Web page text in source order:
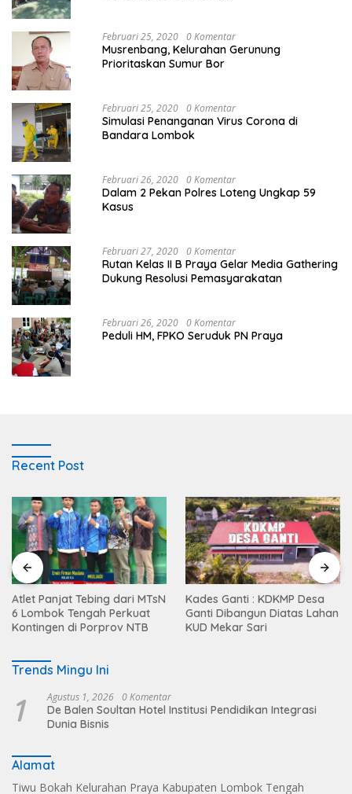
Februari 25, 2020 0 Komentar
Musrenbang, Kelurahan Gerunung
Prioritaskan Sumur Bor
Februari 25, 2020 0 Komentar
Simulasi Penanganan Virus Corona di
Bandara Lombok
Februari 26, 2020 0 Komentar
Dalam 2 Pekan Polres Loteng Ungkap 59
Kasus
Februari 27, 2020 0 Komentar
Rutan Kelas II B Praya Gelar Media Gathering
Dukung Resolusi Pemasyarakatan
Februari 26, 2020 0 Komentar
Peduli HM, FPKO Seruduk PN Praya
Recent Post
Atlet Panjat Tebing dari MTsN
6 Lombok Tengah Perkuat
Kontingen di Porprov NTB
Kades Ganti : KDKMP Desa
Ganti Dibangun Diatas Lahan
KUD Mekar Sari
Trends Mingu Ini
1 Agustus 1, 2026 0 Komentar
De Balen Soultan Hotel Institusi Pendidikan Integrasi
Dunia Bisnis
Alamat
Tiwu Bokah Kelurahan Praya Kabupaten Lombok Tengah